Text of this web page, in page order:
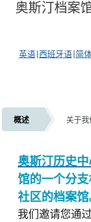
奥斯汀档案
英语| 西班牙语| 简
概述 关于我
奥斯汀历史
馆的一个分
社区的档案馆
我们邀请您通